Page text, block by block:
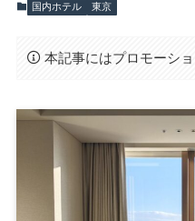
国内ホテル 東京
本記事にはプロモーシ